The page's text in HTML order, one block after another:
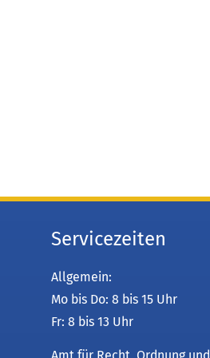
Servicezeiten
Allgemein:
Mo bis Do: 8 bis 15 Uhr
Fr: 8 bis 13 Uhr